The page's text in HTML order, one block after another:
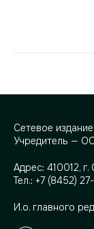
Сетевое
Учредитель —
Адрес: 410012,
Тел.: +7 (8452)
И.о. главного